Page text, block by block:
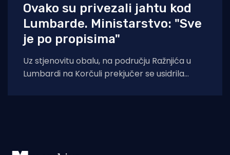
Ovako su privezali jahtu kod
Lumbarde. Ministarstvo: "Sve
je po propisima"
Uz stjenovitu obalu, na području Ražnjića u
Lumbardi na Korčuli prekjučer se usidrila